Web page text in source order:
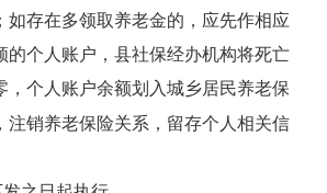
如存在多领取养老金的，应先作相应
的个人账户，县社保经办机构将死亡
，个人账户余额划入城乡居民养老保
注销养老保险关系，留存个人相关信